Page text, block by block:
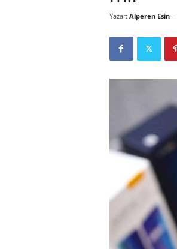
Yazar: Alperen Esin-